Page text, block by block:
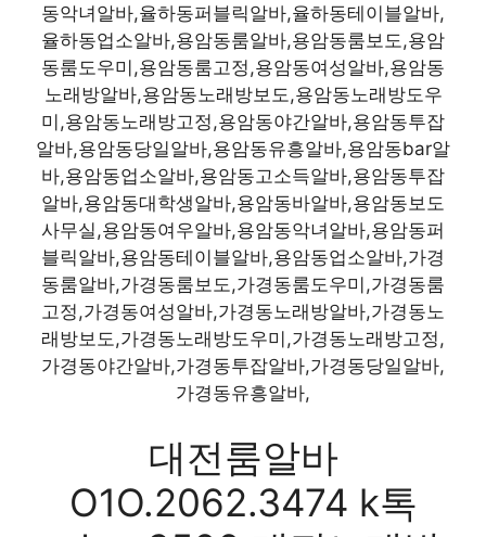
동악녀알바,율하동퍼블릭알바,율하동테이블알바,
율하동업소알바,용암동룸알바,용암동룸보도,용암
동룸도우미,용암동룸고정,용암동여성알바,용암동
노래방알바,용암동노래방보도,용암동노래방도우
미,용암동노래방고정,용암동야간알바,용암동투잡
알바,용암동당일알바,용암동유흥알바,용암동bar알
바,용암동업소알바,용암동고소득알바,용암동투잡
알바,용암동대학생알바,용암동바알바,용암동보도
사무실,용암동여우알바,용암동악녀알바,용암동퍼
블릭알바,용암동테이블알바,용암동업소알바,가경
동룸알바,가경동룸보도,가경동룸도우미,가경동룸
고정,가경동여성알바,가경동노래방알바,가경동노
래방보도,가경동노래방도우미,가경동노래방고정,
가경동야간알바,가경동투잡알바,가경동당일알바,
가경동유흥알바,
대전룸알바
O1O.2062.3474 k톡